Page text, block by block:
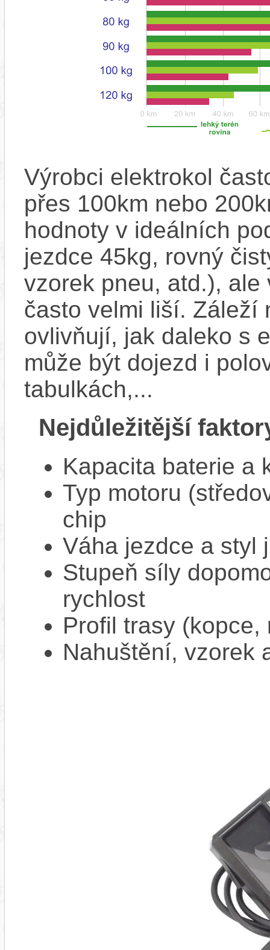
Výrobci elektrokol
přes 100km nebo
hodnoty v ideálních
jezdce 45kg, rovný
vzorek pneu, atd.),
často velmi liší. Záleží
ovlivňují, jak daleko s
může být dojezd i
tabulkách,...
Nejdůležitější
Kapacita baterie a
Typ motoru
chip
Váha jezdce a styl
Stupeň síly
rychlost
Profil trasy
Nahuštění, vzorek